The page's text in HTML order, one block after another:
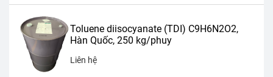
Toluene diisocyanate (TDI) C9H6N2O2,
Hàn Quốc, 250 kg/phuy
Liên hệ